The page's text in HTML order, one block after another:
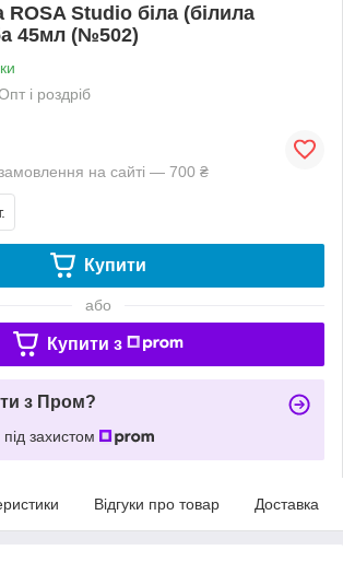
Studio біла (білила
45мл (№502)
і роздріб
на сайті — 700 ₴
Купити
або
Купити з
з Пром?
захистом
Відгуки про товар Доставка